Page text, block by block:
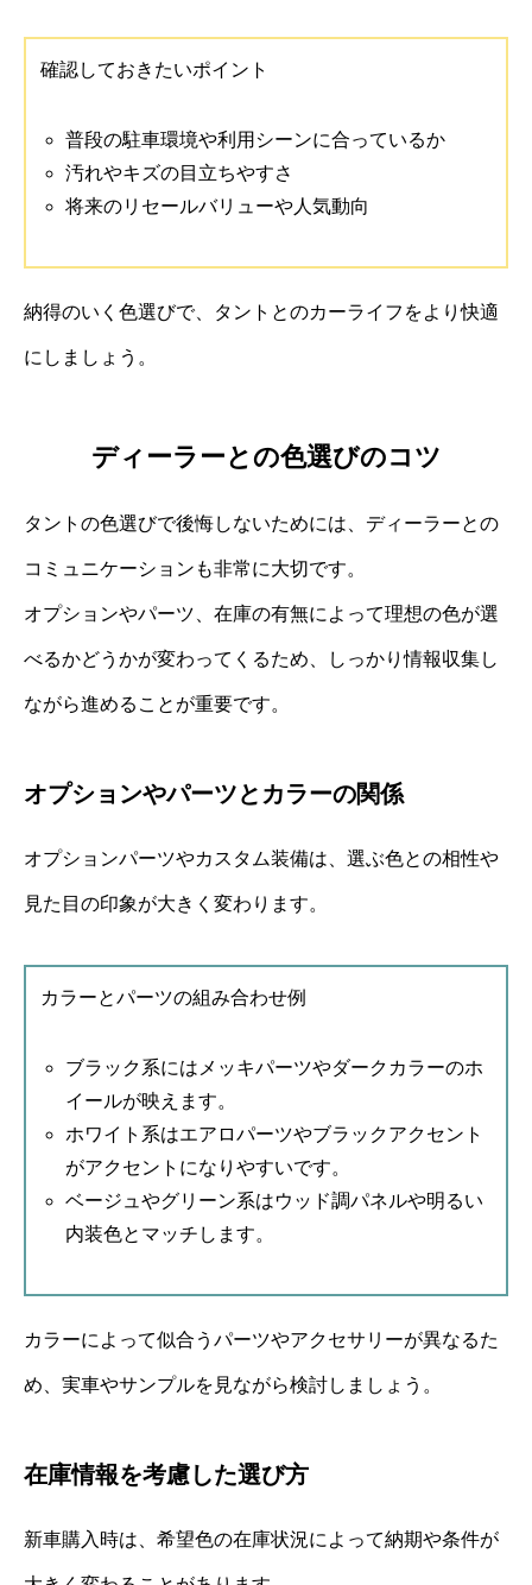
確認しておきたいポイント
普段の駐車環境や利用シーンに合っているか
汚れやキズの目立ちやすさ
将来のリセールバリューや人気動向
納得のいく色選びで、タントとのカーライフをより快適
にしましょう。
ディーラーとの色選びのコツ
タントの色選びで後悔しないためには、ディーラーとの
コミュニケーションも非常に大切です。
オプションやパーツ、在庫の有無によって理想の色が選
べるかどうかが変わってくるため、しっかり情報収集し
ながら進めることが重要です。
オプションやパーツとカラーの関係
オプションパーツやカスタム装備は、選ぶ色との相性や
見た目の印象が大きく変わります。
カラーとパーツの組み合わせ例
ブラック系にはメッキパーツやダークカラーのホ
イールが映えます。
ホワイト系はエアロパーツやブラックアクセント
がアクセントになりやすいです。
ベージュやグリーン系はウッド調パネルや明るい
内装色とマッチします。
カラーによって似合うパーツやアクセサリーが異なるた
め、実車やサンプルを見ながら検討しましょう。
在庫情報を考慮した選び方
新車購入時は、希望色の在庫状況によって納期や条件が